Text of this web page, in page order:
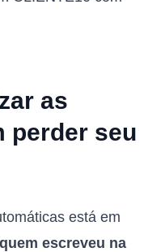
as
perder seu
está em
escreveu na